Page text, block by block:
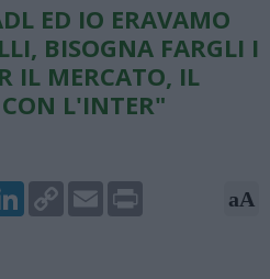
ED IO ERAVAMO
BISOGNA FARGLI I
IL MERCATO, IL
L'INTER"
LinkedInCopy
Link
Email aA